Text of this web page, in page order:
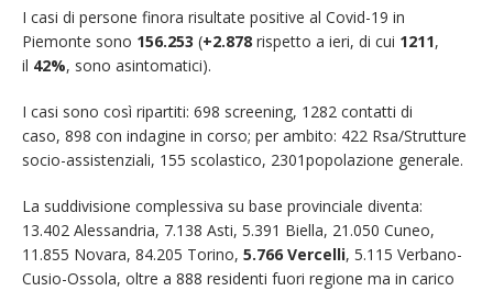
I casi di persone finora risultate positive al Covid-19 in
Piemonte sono 156.253 (+2.878 rispetto a ieri, di cui 1211,
il 42%, sono asintomatici).
I casi sono così ripartiti: 698 screening, 1282 contatti di
caso, 898 con indagine in corso; per ambito: 422 Rsa/Strutture
socio-assistenziali, 155 scolastico, 2301popolazione generale.
La suddivisione complessiva su base provinciale diventa:
13.402 Alessandria, 7.138 Asti, 5.391 Biella, 21.050 Cuneo,
11.855 Novara, 84.205 Torino, 5.766 Vercelli, 5.115 Verbano-
Cusio-Ossola, oltre a 888 residenti fuori regione ma in carico